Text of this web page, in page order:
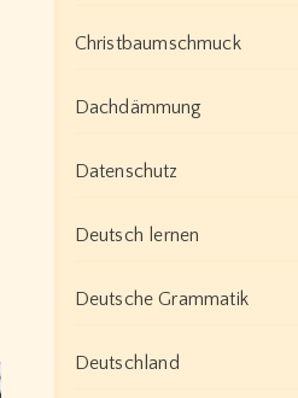
Christbaumschmuck
Dachdämmung
Datenschutz
Deutsch lernen
Deutsche Grammatik
Deutschland